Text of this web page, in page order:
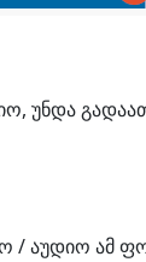
უნდა
აუდიო ამ